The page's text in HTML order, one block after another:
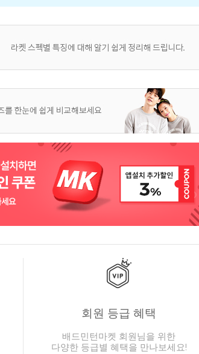
회원 등급 혜택
배드민턴마켓 회원님을 위한
다양한 등급별 혜택을 만나보세요!